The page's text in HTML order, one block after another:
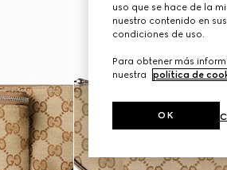
uso que se hace de la
nuestro contenido en
condiciones de uso.
Para obtener más
nuestra
política de
OK